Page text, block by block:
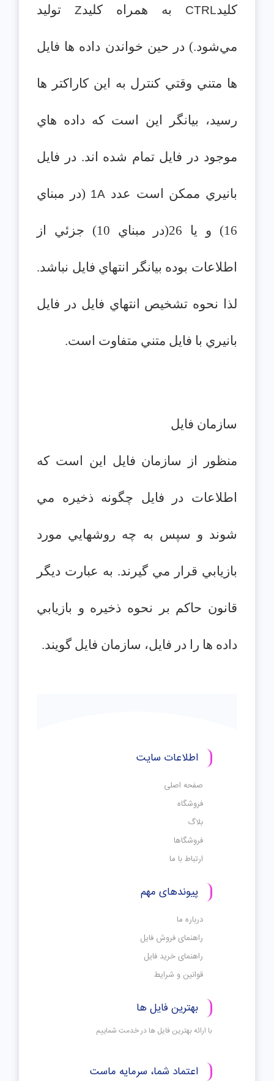
كليدCTRL به همراه كليدZتوليد
مي‌شود.) در حين خواندن داده ها فايل
ها متني وقتي كنترل به اين كاراكتر ها
رسيد، بيانگر اين است كه داده هاي
موجود در فايل تمام شده اند. در فايل
بانيري ممكن است عدد 1A (در مبناي
16) و يا 26(در مبناي 10) جزئي از
اطلاعات بوده بيانگر انتهاي فايل نباشد.
لذا نحوه تشخيص انتهاي فايل در فايل
بانيري با فايل متني متفاوت است.
سازمان فايل
منظور از سازمان فايل اين است كه
اطلاعات در فايل چگونه ذخيره مي
شوند و سپس به چه روشهايي مورد
بازيابي قرار مي گيرند. به عبارت ديگر
قانون حاكم بر نحوه ذخيره و بازيابي
داده ها را در فايل، سازمان فايل گويند.
اطلاعات سایت
صفحه اصلی
فروشگاه
بلاگ
فروشگاها
ارتباط با ما
پیوندهای مهم
درباره ما
راهنمای فروش فایل
راهنمای خرید فایل
قوانین و شرایط
بهترین فایل ها
با ارائه بهترین فایل ها در خدمت شماییم
اعتماد شما، سرمایه ماست